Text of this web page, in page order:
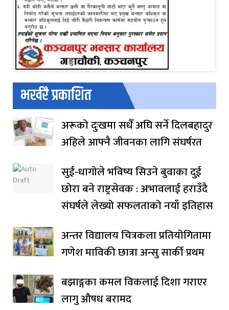
भर्खरै प्रकाशित
अरूको दुःखमा सधैँ अघि सर्ने दिलबहादुर
अहिले आफ्नै जीवनका लागि संघर्षरत
सुई-धागोले भविष्य सिउने बुवाका दुई
छोरा बने राष्ट्रसेवक : अभावलाई हराउँदै
संघर्षले लेख्यो सफलताको नयाँ इतिहास
अन्तर विद्यालय चित्रकला प्रतियोगितामा
गणेश माविकी छात्रा अन्सु सार्की प्रथम
बझाङ्गका कमल विकलाई दिशा गराएर
लागु औषध बरामद